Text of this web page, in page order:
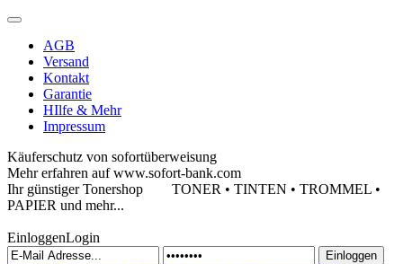
AGB
Versand
Kontakt
Garantie
HIlfe & Mehr
Impressum
Käuferschutz von sofortüberweisung
Mehr erfahren auf www.sofort-bank.com
Ihr günstiger Tonershop TONER • TINTEN • TROMMEL •
PAPIER und mehr...
EinloggenLogin